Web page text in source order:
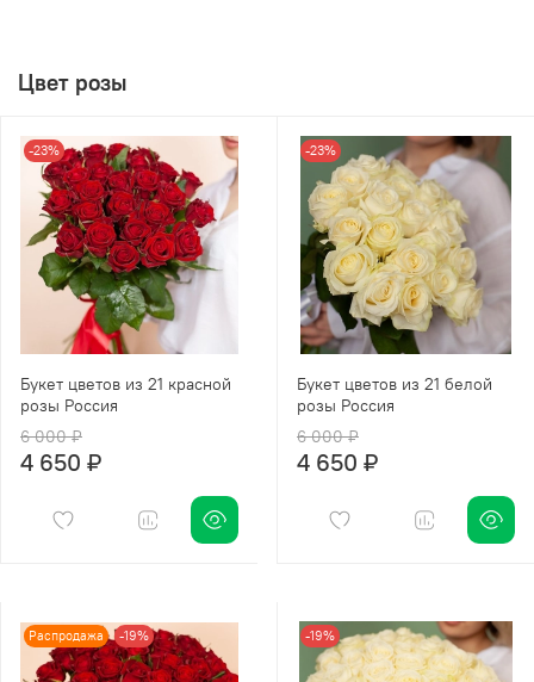
Цвет розы
-23%
Букет цветов из 21 красной
розы Россия
6 000 ₽
4 650 ₽
-23%
Букет цветов из 21 белой
розы Россия
6 000 ₽
4 650 ₽
Распродажа -19% -19%